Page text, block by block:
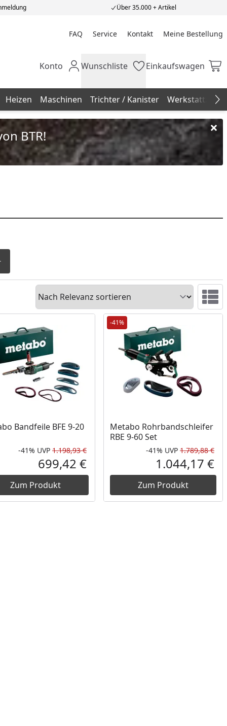
Über 35.000 + Artikel
FAQ Service Kontakt Meine Bestellung
Meine Bestellung
Mein Konto
Konto Wunschliste
Wunschliste Einkaufswagen
Einkaufswagen
Heizen Maschinen Trichter / Kanister
BTR!
Sortieren
Bandfeile BFE 9-20
Rabatt in Prozent
-41%
Ursprünglicher Preis
UVP 1.198,93 €
Aktueller Preis
699,42 €
Zum Produkt
-41%
Metabo Rohrbandschleifer
RBE 9-60 Set
-41% UVP 1.789,88 €
1.044,17 €
Zum Produkt